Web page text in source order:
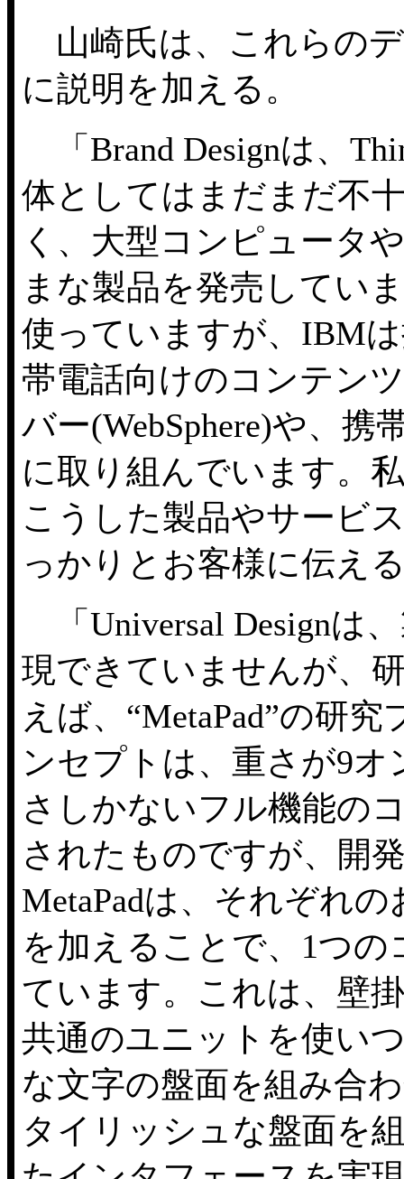
山崎氏は、これらの
に説明を加える。
「Brand Designは、
体としてはまだまだ不
く、大型コンピュータ
まな製品を発売してい
使っていますが、IBM
帯電話向けのコンテン
バー(WebSphere)や、
に取り組んでいます。
こうした製品やサービ
っかりとお客様に伝え
「Universal Designは
現できていませんが、
えば、“MetaPad”の研
ンセプトは、重さが9オ
さしかないフル機能の
されたものですが、開
MetaPadは、それぞれ
を加えることで、1つ
ています。これは、壁
共通のユニットを使い
な文字の盤面を組み合
タイリッシュな盤面を